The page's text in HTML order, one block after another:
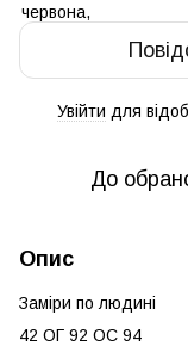
Увійти для
До
Опис
Заміри по людині
42 ОГ 92 ОС 94